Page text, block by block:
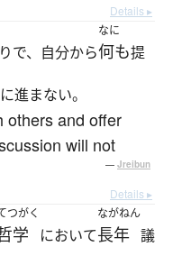
Details ▸
で、自分から
なに
何も提
に進まない。
others and offer
will not
— Jreibun
Details ▸
つがく
学 において
ながねん
長年 議